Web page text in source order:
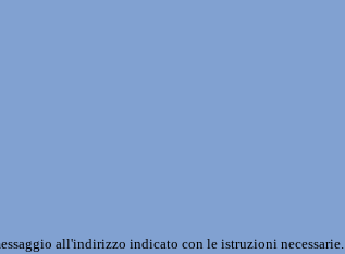
all'indirizzo indicato con le istruzioni necessarie.